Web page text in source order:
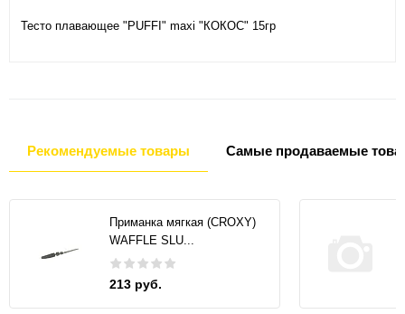
Тесто плавающее "PUFFI" maxi "КОКОС" 15гр
Рекомендуемые товары Самые продаваемые
Приманка мягкая (CROXY)
WAFFLE SLU...
213 руб.